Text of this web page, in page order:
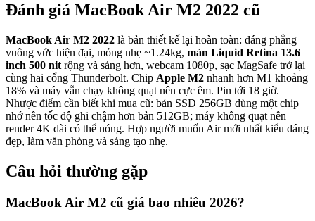
Đánh giá MacBook Air M2 2022 cũ
MacBook Air M2 2022 là bản thiết kế lại hoàn toàn: dáng phẳng
vuông vức hiện đại, mỏng nhẹ ~1.24kg, màn Liquid Retina 13.6
inch 500 nit rộng và sáng hơn, webcam 1080p, sạc MagSafe trở lại
cùng hai cổng Thunderbolt. Chip Apple M2 nhanh hơn M1 khoảng
18% và máy vẫn chạy không quạt nên cực êm. Pin tới 18 giờ.
Nhược điểm cần biết khi mua cũ: bản SSD 256GB dùng một chip
nhớ nên tốc độ ghi chậm hơn bản 512GB; máy không quạt nên
render 4K dài có thể nóng. Hợp người muốn Air mới nhất kiểu dáng
đẹp, làm văn phòng và sáng tạo nhẹ.
Câu hỏi thường gặp
MacBook Air M2 cũ giá bao nhiêu 2026?